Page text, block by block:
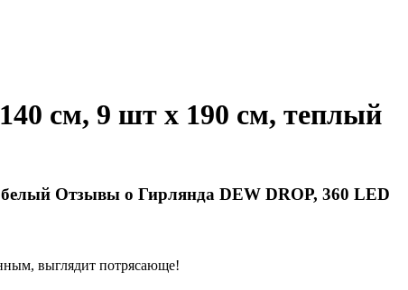
см, 9 шт х 190 см, теплый
Отзывы о Гирлянда DEW DROP, 360 LED
выглядит потрясающе!